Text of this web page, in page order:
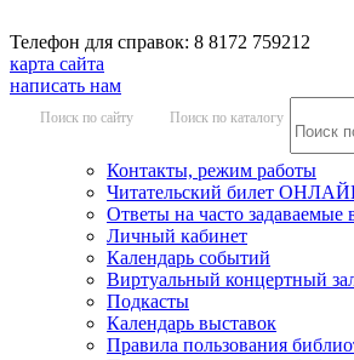
Телефон для справок: 8 8172 759212
карта сайта
написать нам
Поиск по сайту Поиск по каталогу
Контакты, режим работы
Читательский билет
Ответы на часто задаваемые
Личный кабинет
Календарь событий
Виртуальный концертный
Подкасты
Календарь выставок
Правила пользования